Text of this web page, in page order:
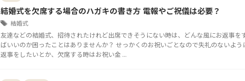
結婚式を欠席する場合のハガキの書き方 電報やご祝儀は必要？
結婚式
友達などの結婚式、招待されたけれど出席できそうにない時は、どんな風にお返事を
ばいいのか困ったことはありませんか？ せっかくのお祝いごとなので失礼のないよう
返事をしたいとか、欠席する時はお祝い金 ...